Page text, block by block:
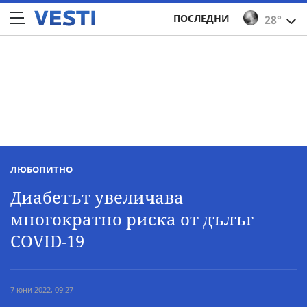
28°
ПОСЛЕДНИ
ЛЮБОПИТНО
Диабетът увеличава
многократно риска от дълъг
COVID-19
7 юни 2022, 09:27